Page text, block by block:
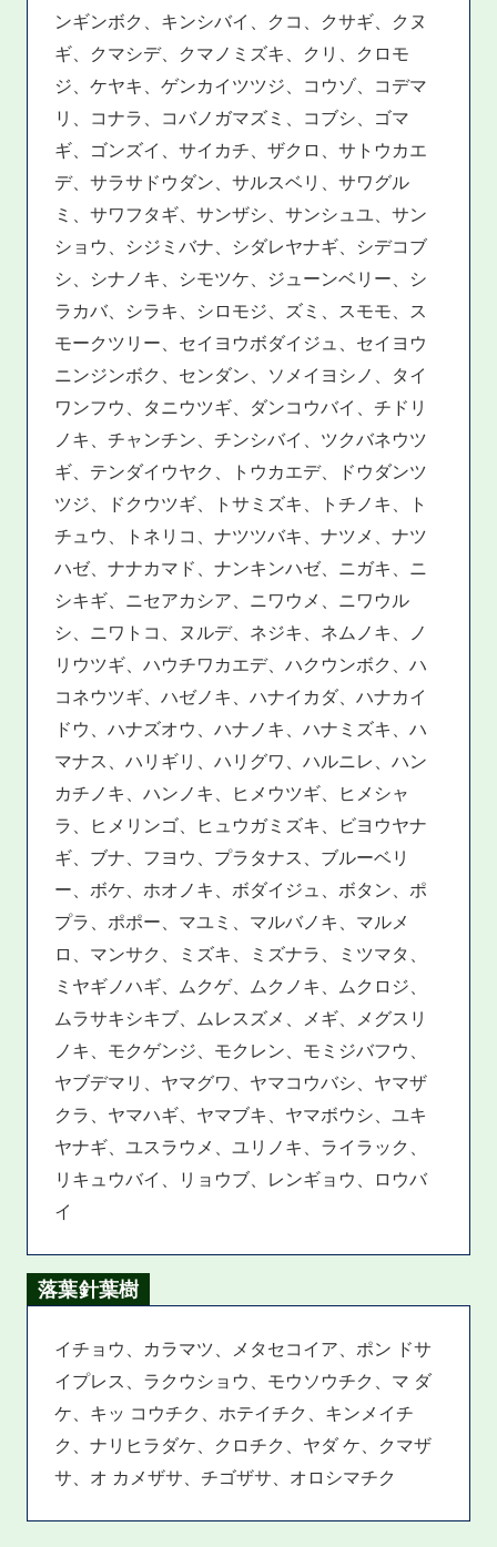
ンギンボク、キンシバイ、クコ、クサギ、クヌ
ギ、クマシデ、クマノミズキ、クリ、クロモ
ジ、ケヤキ、ゲンカイツツジ、コウゾ、コデマ
リ、コナラ、コバノガマズミ、コブシ、ゴマ
ギ、ゴンズイ、サイカチ、ザクロ、サトウカエ
デ、サラサドウダン、サルスベリ、サワグル
ミ、サワフタギ、サンザシ、サンシュユ、サン
ショウ、シジミバナ、シダレヤナギ、シデコブ
シ、シナノキ、シモツケ、ジューンベリー、シ
ラカバ、シラキ、シロモジ、ズミ、スモモ、ス
モークツリー、セイヨウボダイジュ、セイヨウ
ニンジンボク、センダン、ソメイヨシノ、タイ
ワンフウ、タニウツギ、ダンコウバイ、チドリ
ノキ、チャンチン、チンシバイ、ツクバネウツ
ギ、テンダイウヤク、トウカエデ、ドウダンツ
ツジ、ドクウツギ、トサミズキ、トチノキ、ト
チュウ、トネリコ、ナツツバキ、ナツメ、ナツ
ハゼ、ナナカマド、ナンキンハゼ、ニガキ、ニ
シキギ、ニセアカシア、ニワウメ、ニワウル
シ、ニワトコ、ヌルデ、ネジキ、ネムノキ、ノ
リウツギ、ハウチワカエデ、ハクウンボク、ハ
コネウツギ、ハゼノキ、ハナイカダ、ハナカイ
ドウ、ハナズオウ、ハナノキ、ハナミズキ、ハ
マナス、ハリギリ、ハリグワ、ハルニレ、ハン
カチノキ、ハンノキ、ヒメウツギ、ヒメシャ
ラ、ヒメリンゴ、ヒュウガミズキ、ビヨウヤナ
ギ、ブナ、フヨウ、プラタナス、ブルーベリ
ー、ボケ、ホオノキ、ボダイジュ、ボタン、ポ
プラ、ポポー、マユミ、マルバノキ、マルメ
ロ、マンサク、ミズキ、ミズナラ、ミツマタ、
ミヤギノハギ、ムクゲ、ムクノキ、ムクロジ、
ムラサキシキブ、ムレスズメ、メギ、メグスリ
ノキ、モクゲンジ、モクレン、モミジバフウ、
ヤブデマリ、ヤマグワ、ヤマコウバシ、ヤマザ
クラ、ヤマハギ、ヤマブキ、ヤマボウシ、ユキ
ヤナギ、ユスラウメ、ユリノキ、ライラック、
リキュウバイ、リョウブ、レンギョウ、ロウバ
イ
落葉針葉樹
イチョウ、カラマツ、メタセコイア、ポン ドサ
イプレス、ラクウショウ、モウソウチク、マ ダ
ケ、キッ コウチク、ホテイチク、キンメイチ
ク、ナリヒラダケ、クロチク、ヤダ ケ、クマザ
サ、オ カメザサ、チゴザサ、オロシマチク